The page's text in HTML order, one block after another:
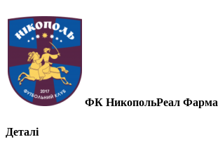
ФК НикопольРеал Фарма
Деталі